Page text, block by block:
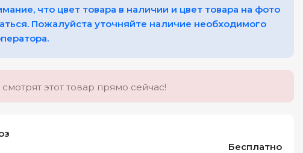
что цвет товара в наличии и цвет товара на фото
Пожалуйста уточняйте наличие необходимого
этот товар прямо сейчас!
Бесплатно